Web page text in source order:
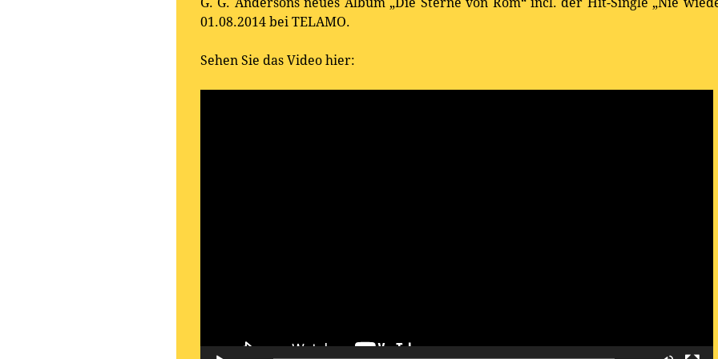
G. G. Andersons neues Album „Die Sterne von Rom“ incl. der Hit-Single „Nie
01.08.2014 bei TELAMO.
Sehen Sie das Video hier: